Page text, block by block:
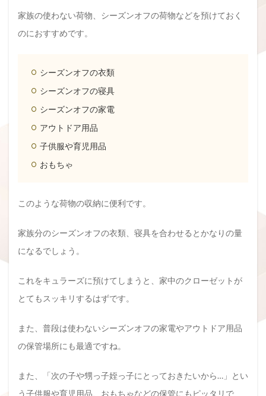
家族の使わない荷物、シーズンオフの荷物などを預けておく
のにおすすめです。
シーズンオフの衣類
シーズンオフの寝具
シーズンオフの家電
アウトドア用品
子供服や育児用品
おもちゃ
このような荷物の収納に便利です。
家族分のシーズンオフの衣類、寝具を合わせるとかなりの量
になるでしょう。
これをキュラーズに預けてしまうと、家中のクローゼットが
とてもスッキリするはずです。
また、普段は使わないシーズンオフの家電やアウトドア用品
の保管場所にも最適ですね。
また、「次の子や甥っ子姪っ子にとっておきたいから…」とい
う子供服や育児用品、おもちゃなどの保管にもピッタリで